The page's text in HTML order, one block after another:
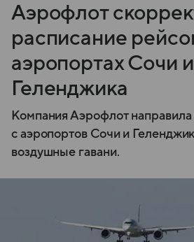
Аэрофлот
расписание
аэропортах Сочи и
Геленджика
Компания Аэрофлот направила
с аэропортов Сочи и
воздушные гавани.